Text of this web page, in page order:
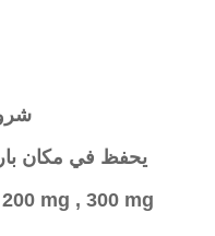
يحفظ في مكان
mg , 300 mg